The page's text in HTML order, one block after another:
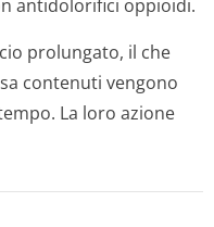
antidolorifici oppioidi.
prolungato, il che
contenuti vengono
La loro azione